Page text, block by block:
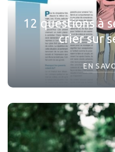
12 questions à
crier sur
EN